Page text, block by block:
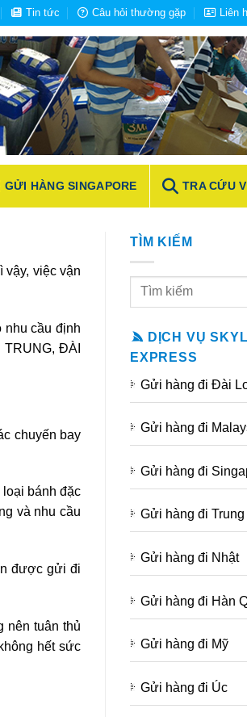
Tin tức Câu hỏi thường gặp Liên
GỬI HÀNG SINGAPORE TRA CỨU
vậy, việc vận
cầu định
ĐÀI
chuyến bay
bánh đặc
và nhu cầu
được gửi đi
nên tuân thủ
hết sức
TÌM KIẾM
DỊCH VỤ
EXPRESS
Gửi hàng đi Đài
Gửi hàng đi
Gửi hàng đi
Gửi hàng đi Trung
Gửi hàng đi Nhật
Gửi hàng đi Hàn
Gửi hàng đi Mỹ
Gửi hàng đi Úc